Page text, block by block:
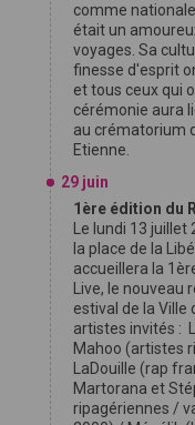
comme
était un
voyages. Sa
finesse d'esprit
et tous ceux qui
cérémonie aura
au crématorium
Etienne.
29 juin
1ère édition du
Le lundi 13
la place de la
accueillera la
Live, le nouveau
estival de la Ville
artistes invités :
Mahoo (artistes
LaDouille (rap
Martorana et
ripagériennes /